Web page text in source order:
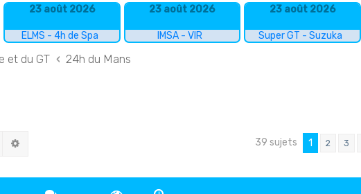
23 août 2026
ELMS - 4h de Spa
23 août 2026
IMSA - VIR
23 août 2026
Super GT - Suzuka
et du GT 24h du Mans
Rechercher 39 sujets 1 2 3